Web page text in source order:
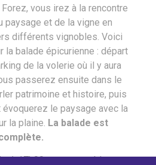
Forez, vous irez à la rencontre
paysage et de la vigne en
différents vignobles. Voici
la balade épicurienne : départ
de la volerie où il y aura
passerez ensuite dans le
patrimoine et histoire, puis
le paysage avec la
la plaine. La balade est
à 17h00, un concert blues